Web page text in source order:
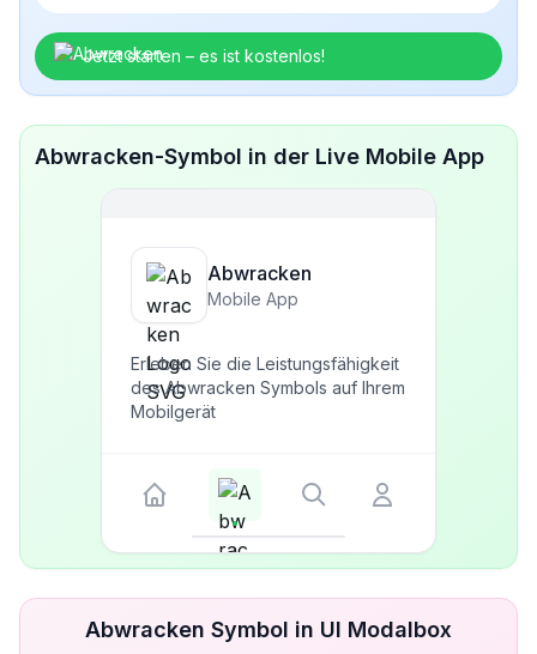
Jetzt starten – es ist kostenlos!
Abwracken-Symbol in der Live Mobile App
Abwracken
Mobile App
Erleben Sie die Leistungsfähigkeit
des Abwracken Symbols auf Ihrem
Mobilgerät
Abwracken Symbol in UI Modalbox